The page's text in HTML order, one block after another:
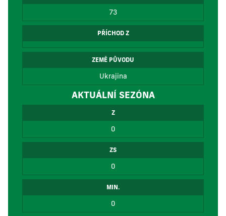
73
PŘÍCHOD Z
ZEMĚ PŮVODU
Ukrajina
AKTUÁLNÍ SEZÓNA
Z
0
ZS
0
MIN.
0